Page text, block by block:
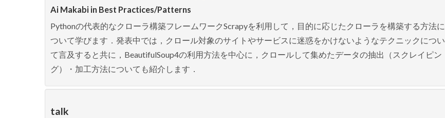
Ai Makabi in Best Practices/Patterns
Pythonの代表的なクローラ構築フレームワークScrapyを利用して，目的に応じたクローラを構築する方法に
ついて学びます．発表中では，クロール対象のサイトやサービスに迷惑をかけないようなテクニックについ
て言及すると共に，BeautifulSoup4の利用方法を中心に，クロールして集めたデータの抽出（スクレイピン
グ）・加工方法についても紹介します．
talk